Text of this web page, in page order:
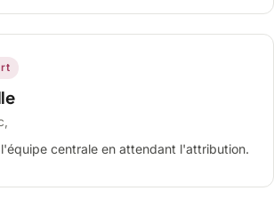
centrale en attendant l'attribution.